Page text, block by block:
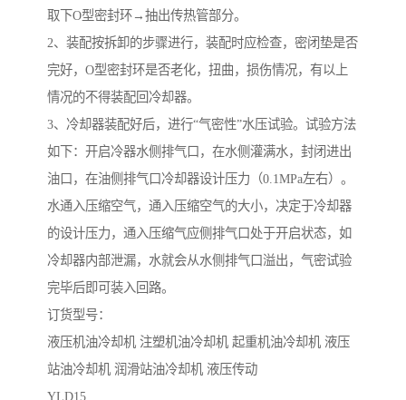
取下O型密封环→抽出传热管部分。
2、装配按拆卸的步骤进行，装配时应检查，密闭垫是否
完好，O型密封环是否老化，扭曲，损伤情况，有以上
情况的不得装配回冷却器。
3、冷却器装配好后，进行“气密性”水压试验。试验方法
如下：开启冷器水侧排气口，在水侧灌满水，封闭进出
油口，在油侧排气口冷却器设计压力（0.1MPa左右）。
水通入压缩空气，通入压缩空气的大小，决定于冷却器
的设计压力，通入压缩气应侧排气口处于开启状态，如
冷却器内部泄漏，水就会从水侧排气口溢出，气密试验
完毕后即可装入回路。
订货型号：
液压机油冷却机 注塑机油冷却机 起重机油冷却机 液压
站油冷却机 润滑站油冷却机 液压传动
YLD15